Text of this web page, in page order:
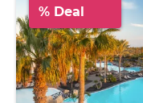
% Deal